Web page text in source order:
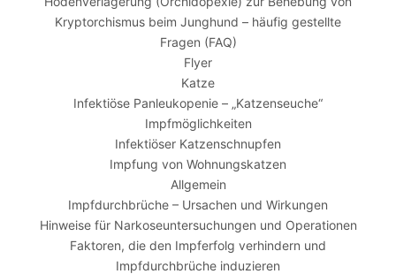
Kryptorchismus beim Junghund – häufig gestellte
Fragen (FAQ)
Flyer
Katze
Infektiöse Panleukopenie – „Katzenseuche“
Impfmöglichkeiten
Infektiöser Katzenschnupfen
Impfung von Wohnungskatzen
Allgemein
Impfdurchbrüche – Ursachen und Wirkungen
Hinweise für Narkoseuntersuchungen und Operationen
Faktoren, die den Impferfolg verhindern und
Impfdurchbrüche induzieren